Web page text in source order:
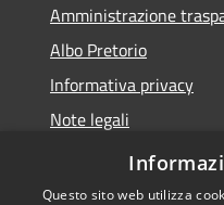
Amministrazione
Albo Pretorio
Informativa privacy
Note legali
Dichiarazione di
Questo sito web utilizza